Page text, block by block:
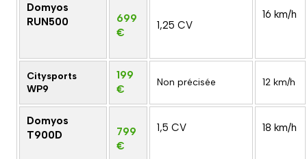
Domyos
RUN500
699
€
1,25 CV
16 km/h
Citysports
WP9
199
€
Non précisée 12 km/h
Domyos
T900D
799
€
1,5 CV 18 km/h